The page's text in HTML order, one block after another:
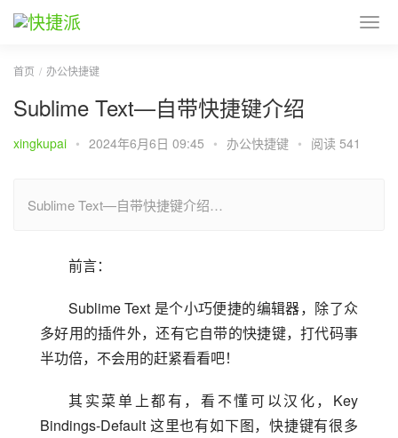
首页 办公快捷键
Sublime Text—自带快捷键介绍
xingkupai • 2024年6月6日 09:45 • 办公快捷键 • 阅读 541
Sublime Text—自带快捷键介绍…
前言：
Sublime Text 是个小巧便捷的编辑器，除了众
多好用的插件外，还有它自带的快捷键，打代码事
半功倍，不会用的赶紧看看吧！
其实菜单上都有，看不懂可以汉化，Key
Bindings-Default 这里也有如下图，快捷键有很多